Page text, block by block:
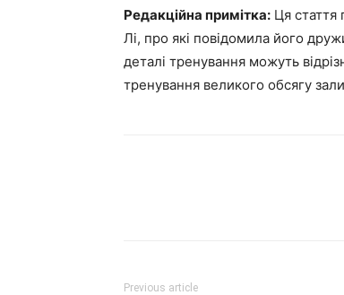
Редакційна примітка: Ця стаття
Лі, про які повідомила його
деталі тренування можуть
тренування великого обсягу
Previous article